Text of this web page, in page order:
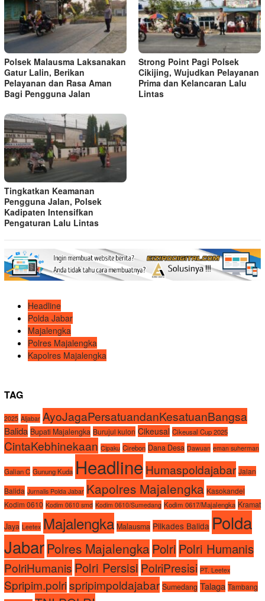
Polsek Malausma Laksanakan
Gatur Lalin, Berikan
Pelayanan dan Rasa Aman
Bagi Pengguna Jalan
Strong Point Pagi Polsek
Cikijing, Wujudkan Pelayanan
Prima dan Kelancaran Lalu
Lintas
Tingkatkan Keamanan
Pengguna Jalan, Polsek
Kadipaten Intensifkan
Pengaturan Lalu Lintas
Headline
Polda Jabar
Majalengka
Polres Majalengka
Kapolres Majalengka
TAG
2025 Aljabar AyoJagaPersatuandanKesatuanBangsa
Balida Bupati Majalengka Burujul kulon Cikeusal Cikeusal Cup 2025
CintaKebhinekaan Cipaku Cirebon Dana Desa Dawuan eman suherman
Galian C Gunung Kuda Headline Humaspoldajabar Jalan
Balida Jurnalis Polda Jabar Kapolres Majalengka Kasokandel
Kodim 0610 Kodim 0610 smd Kodim 0610/Sumedang Kodim 0617/Majalengka Kramat
Jaya Leetex Majalengka Malausma Pilkades Balida Polda
Jabar Polres MajalengkaPolri Polri Humanis
PolriHumanis Polri Persisi PolriPresisi PT. Leetex
Spripim.polrispripimpoldajabar Sumedang Talaga Tambang